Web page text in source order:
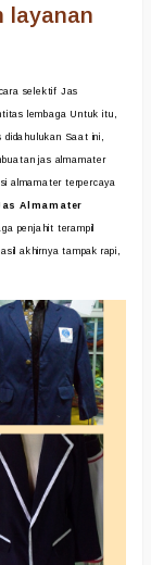
layanan
selektif Jas
lembaga Untuk itu,
didahulukan Saat ini,
jas almamater
almamater terpercaya
Almamater
penjahit terampil
akhirnya tampak rapi,